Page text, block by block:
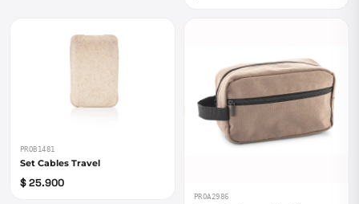
PROB1481
Set Cables Travel
$ 25.900
PROA2986